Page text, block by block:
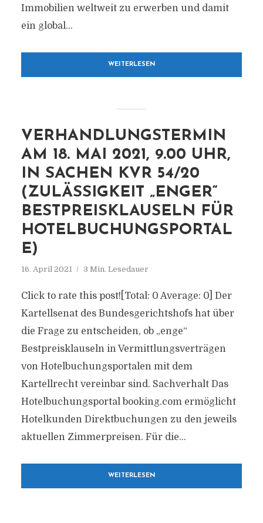
Immobilien weltweit zu erwerben und damit
ein global...
WEITERLESEN
VERHANDLUNGSTERMIN
AM 18. MAI 2021, 9.00 UHR,
IN SACHEN KVR 54/20
(ZULÄSSIGKEIT „ENGER“
BESTPREISKLAUSELN FÜR
HOTELBUCHUNGSPORTAL
E)
16. April 2021 3 Min. Lesedauer
Click to rate this post![Total: 0 Average: 0] Der
Kartellsenat des Bundesgerichtshofs hat über
die Frage zu entscheiden, ob „enge“
Bestpreisklauseln in Vermittlungsverträgen
von Hotelbuchungsportalen mit dem
Kartellrecht vereinbar sind. Sachverhalt Das
Hotelbuchungsportal booking.com ermöglicht
Hotelkunden Direktbuchungen zu den jeweils
aktuellen Zimmerpreisen. Für die...
WEITERLESEN